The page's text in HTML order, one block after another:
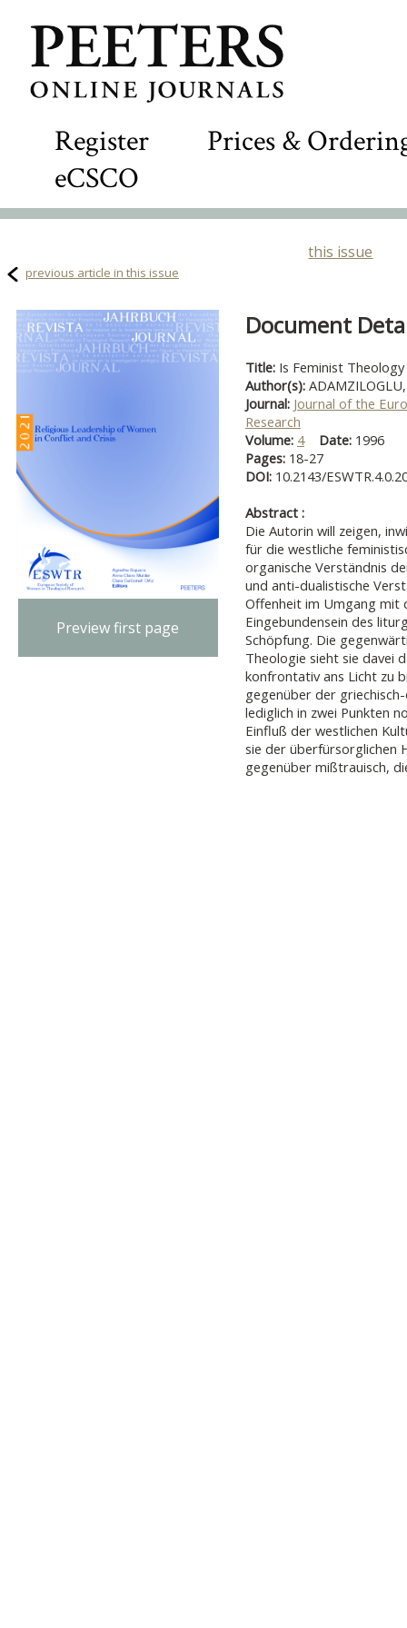
Register
Prices &
eCSCO
this issue
previous article in this issue
Preview first page
Document
Title: Is Feminist
Author(s):
Journal: Journal of the
Research
Volume: 4 Date: 1996
Pages: 18-27
DOI: 10.2143/
Abstract :
Die Autorin will zeigen,
für die westliche
organische Verständnis
und anti-dualistische
Offenheit im Umgang mit
Eingebundensein des
Schöpfung. Die
Theologie sieht sie davei
konfrontativ ans Licht zu
gegenüber der
lediglich in zwei Punkten
Einfluß der westlichen
sie der überfürsorglichen
gegenüber mißtrauisch,